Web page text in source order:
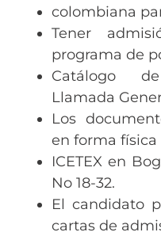
colombiana
Tener
programa de
Catálogo
Llamada
Los
en forma física
ICETEX en
No 18-32.
El candidato
cartas de